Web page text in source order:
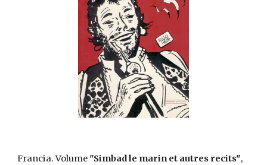
Francia. Volume "Simbad le marin et autres recits",